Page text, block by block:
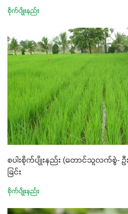
စိုက်ပျိုးနည်း
စပါးစိုက်ပျိုးနည်း (တောင်သူလက်စွဲ- ဦ
ခြင်း
စိုက်ပျိုးနည်း